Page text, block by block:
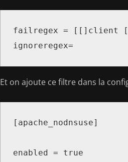
failregex = [[]client
ignoreregex=
Et on ajoute ce filtre dans la
[apache_nodnsuse]
enabled = true